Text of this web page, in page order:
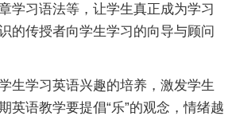
学习语法等，让学生真正成为学习
的传授者向学生学习的向导与顾问
学习英语兴趣的培养，激发学生
英语教学要提倡“乐”的观念，情绪越